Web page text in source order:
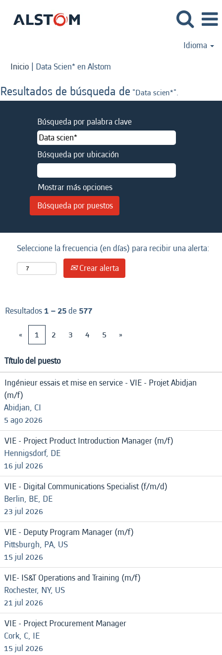
Idioma
Inicio | Data Scien* en Alstom
Resultados de búsqueda de "Data scien*".
Búsqueda por palabra clave
Búsqueda por ubicación
Mostrar más opciones
Seleccione la frecuencia (en días) para recibir una alerta:
Crear alerta
Resultados1 – 25de 577
«
1 2 3 4 5 »
Título del puesto
Ingénieur essais et mise en service - VIE - Projet Abidjan
(m/f)
Abidjan, CI
5 ago 2026
VIE - Project Product Introduction Manager (m/f)
Hennigsdorf, DE
16 jul 2026
VIE - Digital Communications Specialist (f/m/d)
Berlin, BE, DE
23 jul 2026
VIE - Deputy Program Manager (m/f)
Pittsburgh, PA, US
15 jul 2026
VIE- IS&T Operations and Training (m/f)
Rochester, NY, US
21 jul 2026
VIE - Project Procurement Manager
Cork, C, IE
15 jul 2026